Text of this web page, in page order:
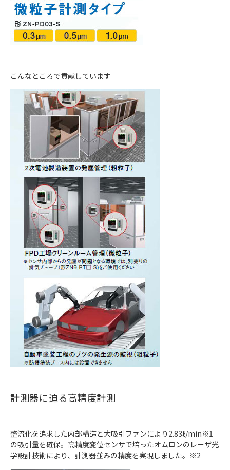
こんなところで貢献しています
計測器に迫る高精度計測
整流化を追求した内部構造と大吸引ファンにより2.83ℓ/min※1
の吸引量を確保。高精度変位センサで培ったオムロンのレーザ光
学設計技術により、計測器並みの精度を実現しました。※2